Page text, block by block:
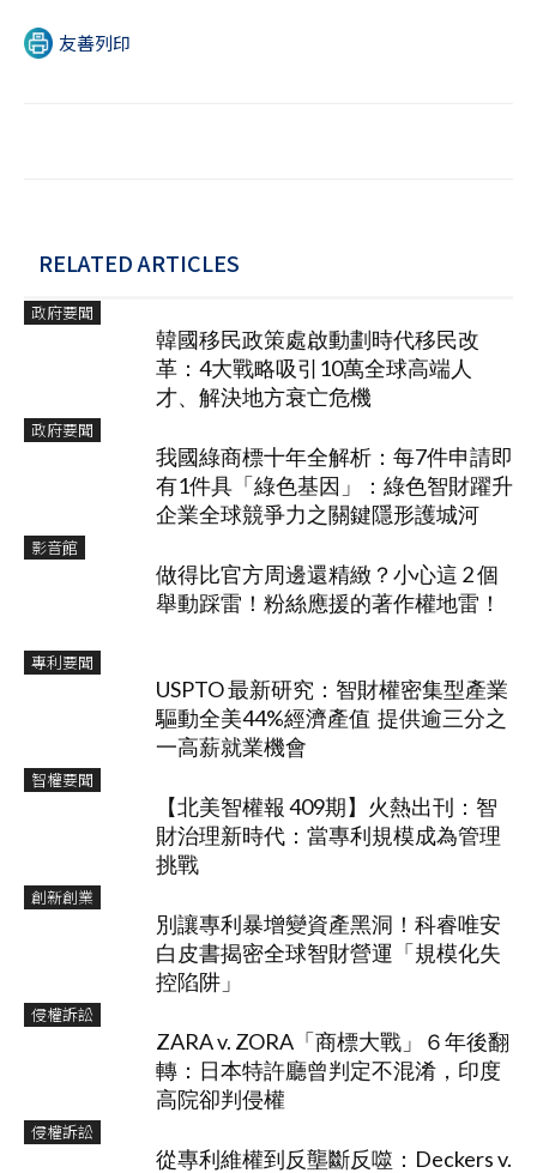
友善列印
RELATED ARTICLES
政府要聞
韓國移民政策處啟動劃時代移民改
革：4大戰略吸引10萬全球高端人
才、解決地方衰亡危機
政府要聞
我國綠商標十年全解析：每7件申請即
有1件具「綠色基因」：綠色智財躍升
企業全球競爭力之關鍵隱形護城河
影音館
做得比官方周邊還精緻？小心這 2 個
舉動踩雷！粉絲應援的著作權地雷！
專利要聞
USPTO 最新研究：智財權密集型產業
驅動全美44%經濟產值 提供逾三分之
一高薪就業機會
智權要聞
【北美智權報 409期】火熱出刊：智
財治理新時代：當專利規模成為管理
挑戰
創新創業
別讓專利暴增變資產黑洞！科睿唯安
白皮書揭密全球智財營運「規模化失
控陷阱」
侵權訴訟
ZARA v. ZORA「商標大戰」６年後翻
轉：日本特許廳曾判定不混淆，印度
高院卻判侵權
侵權訴訟
從專利維權到反壟斷反噬：Deckers v.